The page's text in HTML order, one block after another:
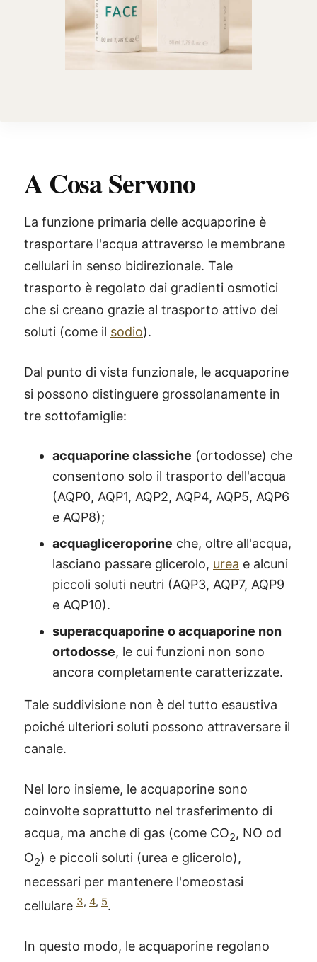
A Cosa Servono
La funzione primaria delle acquaporine è
trasportare l'acqua attraverso le membrane
cellulari in senso bidirezionale. Tale
trasporto è regolato dai gradienti osmotici
che si creano grazie al trasporto attivo dei
soluti (come il sodio).
Dal punto di vista funzionale, le acquaporine
si possono distinguere grossolanamente in
tre sottofamiglie:
acquaporine classiche (ortodosse) che
consentono solo il trasporto dell'acqua
(AQP0, AQP1, AQP2, AQP4, AQP5, AQP6
e AQP8);
acquagliceroporine che, oltre all'acqua,
lasciano passare glicerolo, urea e alcuni
piccoli soluti neutri (AQP3, AQP7, AQP9
e AQP10).
superacquaporine o acquaporine non
ortodosse, le cui funzioni non sono
ancora completamente caratterizzate.
Tale suddivisione non è del tutto esaustiva
poiché ulteriori soluti possono attraversare il
canale.
Nel loro insieme, le acquaporine sono
coinvolte soprattutto nel trasferimento di
acqua, ma anche di gas (come CO2, NO od
O2) e piccoli soluti (urea e glicerolo),
necessari per mantenere l'omeostasi
cellulare 3, 4, 5.
In questo modo, le acquaporine regolano